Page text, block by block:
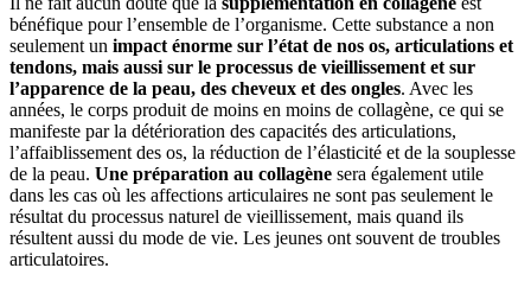
bénéfique pour l’ensemble de l’organisme. Cette substance a non
seulement un impact énorme sur l’état de nos os, articulations et
tendons, mais aussi sur le processus de vieillissement et sur
l’apparence de la peau, des cheveux et des ongles. Avec les
années, le corps produit de moins en moins de collagène, ce qui se
manifeste par la détérioration des capacités des articulations,
l’affaiblissement des os, la réduction de l’élasticité et de la souplesse
de la peau. Une préparation au collagène sera également utile
dans les cas où les affections articulaires ne sont pas seulement le
résultat du processus naturel de vieillissement, mais quand ils
résultent aussi du mode de vie. Les jeunes ont souvent de troubles
articulatoires.